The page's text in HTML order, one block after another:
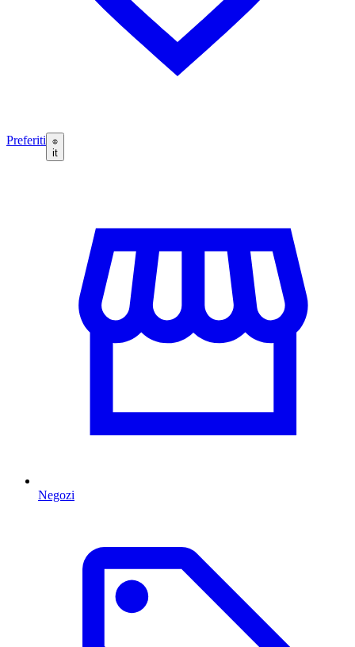
Preferiti
it
Negozi